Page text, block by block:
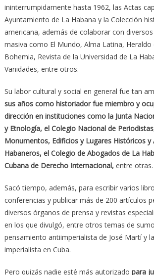
ininterrumpidamente hasta 1962, las Actas
Ayuntamiento de La Habana y la Colección
americana, además de colaborar con
masiva como El Mundo, Alma Latina, Heraldo
Bohemia, Revista de la Universidad de La
Vanidades, entre otros.
Su labor cultural y social en general fue tan
sus años como historiador fue miembro y
dirección en instituciones como la Junta
y Etnología, el Colegio Nacional de
Monumentos, Edificios y Lugares Históricos y
Habaneros, el Colegio de Abogados de La
Cubana de Derecho Internacional, entre otras.
Sacó tiempo, además, para escribir varios
conferencias y publicar más de 200 artículos
diversos órganos de prensa y revistas
en los que divulgó, entre otros temas de
pensamiento antiimperialista de José Martí y
imperialista en Cuba.
Pero quizás nadie esté más autorizado para